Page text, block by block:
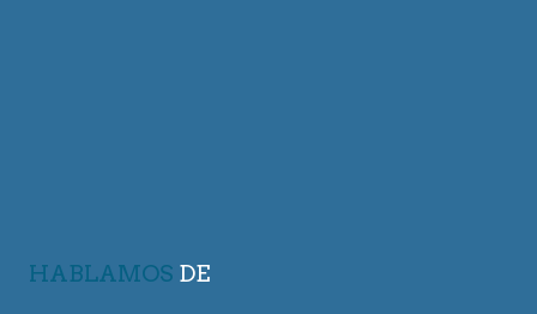
HABLAMOS DE